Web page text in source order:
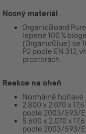
Nosný materiál
OrganicBoard
lepené 100 %
(OrganicGlue) se
P2 podle EN 312,
prostorách.
Reakce na oheň
Normálně hořlavé
2.800 x 2.070 x
podle 2003/593/
5.600 x 2.070 x
podle 2003/593/